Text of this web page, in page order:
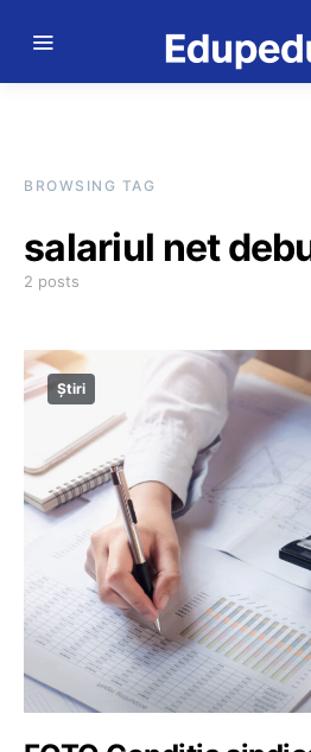
BROWSING TAG
salariul net
2 posts
Știri